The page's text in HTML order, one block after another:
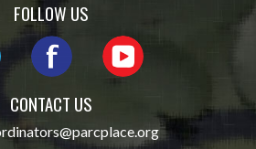
FOLLOW US
CONTACT US